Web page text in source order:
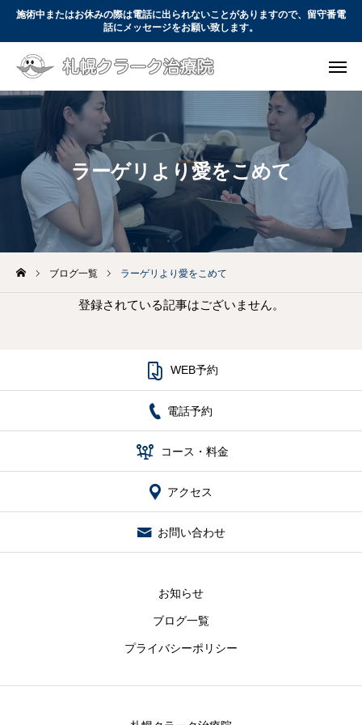
施術中またはお休みの際は電話に出られないことがありますので、留守番電
話にメッセージをお願い致します。
ラーゲリより愛をこめて
ブログ一覧 ラーゲリより愛をこめて
登録されている記事はございません。
 WEB予約
電話予約
 コース・料金
アクセス
お問い合わせ
お知らせ
ブログ一覧
プライバシーポリシー
 WEB予約
 コース・料金 アクセス
お問い合わせ
初めての方へ
コース・料金
当院について